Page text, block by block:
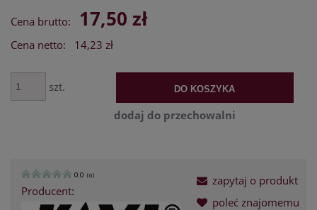
Cena brutto: 17,50 zł
Cena netto: 14,23 zł
szt. DO KOSZYKA
dodaj do przechowalni
0.0 (0)
Producent:
zapytaj o produkt
poleć znajomemu